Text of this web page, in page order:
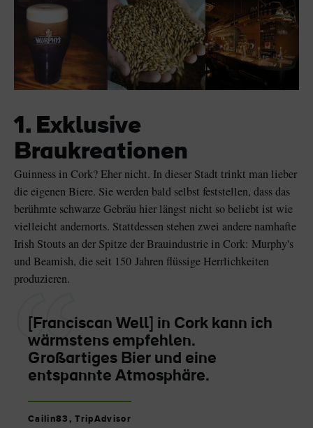
1. Exklusive
Braukreationen
Guinness in Cork? Eher nicht. In dieser Stadt trinkt man lieber
die eigenen Biere. Sie werden bald selbst feststellen, dass das
berühmte schwarze Gebräu hier längst nicht so beliebt ist wie
vielleicht andernorts. Stattdessen stehen zwei andere namhafte
Irish Stouts an der Spitze der Brauindustrie in Cork: Murphy's
und Beamish, die seit 150 Jahren flüssige Herrlichkeiten
produzieren.
[Franciscan Well] in Cork kann ich
wärmstens empfehlen.
Großartiges Bier und eine
entspannte Atmosphäre.
Cailin83, TripAdvisor